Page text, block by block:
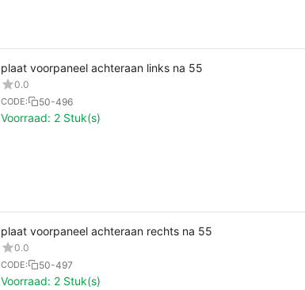
plaat voorpaneel achteraan links na 55
0.0
CODE: 50-496
Voorraad: 2 Stuk(s)
plaat voorpaneel achteraan rechts na 55
0.0
CODE: 50-497
Voorraad: 2 Stuk(s)